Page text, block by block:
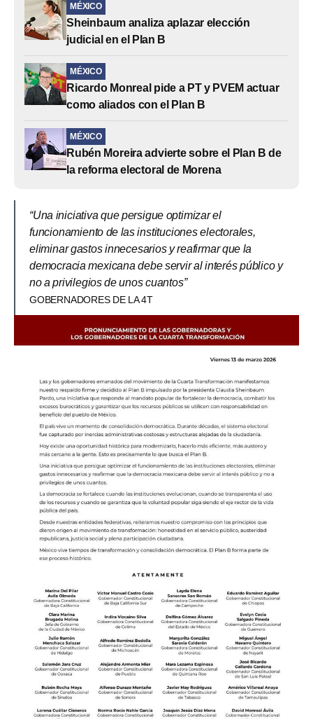
MÉXICO
Sheinbaum analiza aplazar elección
judicial en el Plan B
MÉXICO
Ricardo Monreal pide a PT y PVEM actuar
como aliados con el Plan B
MÉXICO
Rubén Moreira advierte sobre el Plan B de
la reforma electoral de Morena
“Una iniciativa que persigue optimizar el
funcionamiento de las instituciones electorales,
eliminar gastos innecesarios y reafirmar que la
democracia mexicana debe servir al interés público y
no a privilegios de unos cuantos”
GOBERNADORES DE LA 4T